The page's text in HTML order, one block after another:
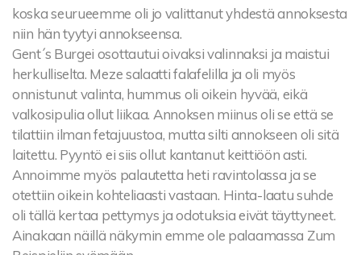
koska seurueemme oli jo valittanut yhdestä annoksesta
niin hän tyytyi annokseensa.
Gent´s Burgei osottautui oivaksi valinnaksi ja maistui
herkulliselta. Meze salaatti falafelilla ja oli myös
onnistunut valinta, hummus oli oikein hyvää, eikä
valkosipulia ollut liikaa. Annoksen miinus oli se että se
tilattiin ilman fetajuustoa, mutta silti annokseen oli sitä
laitettu. Pyyntö ei siis ollut kantanut keittiöön asti.
Annoimme myös palautetta heti ravintolassa ja se
otettiin oikein kohteliaasti vastaan. Hinta-laatu suhde
oli tällä kertaa pettymys ja odotuksia eivät täyttyneet.
Ainakaan näillä näkymin emme ole palaamassa Zum